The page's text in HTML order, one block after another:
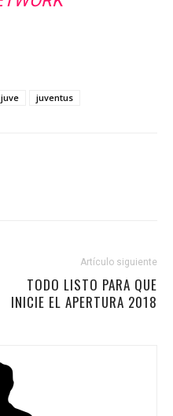
juve juventus
Artículo siguiente
TODO LISTO PARA QUE
INICIE EL APERTURA 2018